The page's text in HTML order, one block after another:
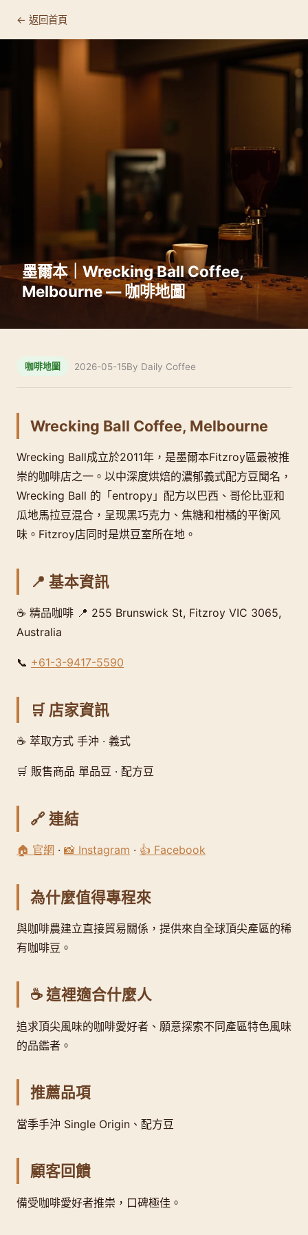
← 返回首頁
墨爾本｜Wrecking Ball Coffee,
Melbourne — 咖啡地圖
咖啡地圖 2026-05-15By Daily Coffee
Wrecking Ball Coffee, Melbourne
Wrecking Ball成立於2011年，是墨爾本Fitzroy區最被推
崇的咖啡店之一。以中深度烘焙的濃郁義式配方豆聞名，
Wrecking Ball 的「entropy」配方以巴西、哥伦比亚和
瓜地馬拉豆混合，呈现黑巧克力、焦糖和柑橘的平衡风
味。Fitzroy店同时是烘豆室所在地。
📍 基本資訊
☕ 精品咖啡 📍 255 Brunswick St, Fitzroy VIC 3065,
Australia
📞 +61-3-9417-5590
🛒 店家資訊
☕ 萃取方式 手沖 · 義式
🛒 販售商品 單品豆 · 配方豆
🔗 連結
🏠 官網 · 📸 Instagram · 👍 Facebook
為什麼值得專程來
與咖啡農建立直接貿易關係，提供來自全球頂尖產區的稀
有咖啡豆。
☕ 這裡適合什麼人
追求頂尖風味的咖啡愛好者、願意探索不同產區特色風味
的品鑑者。
推薦品項
當季手沖 Single Origin、配方豆
顧客回饋
備受咖啡愛好者推崇，口碑極佳。